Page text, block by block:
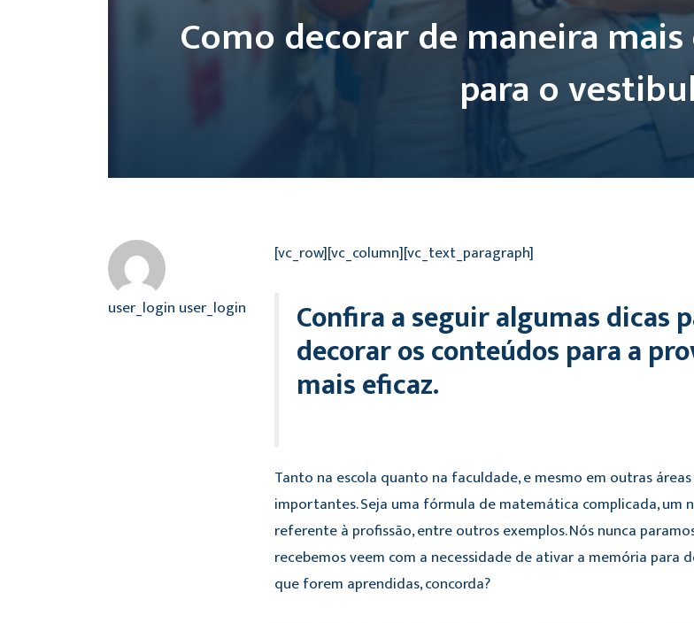
Como decorar de maneira
para o
user_login user_login
[vc_row][vc_column][vc_text_paragraph]
Confira a seguir algumas dicas
decorar os conteúdos para a
mais eficaz.
Tanto na escola quanto na faculdade, e mesmo em outras
importantes. Seja uma fórmula de matemática complicada,
referente à profissão, entre outros exemplos. Nós nunca
recebemos veem com a necessidade de ativar a memória para
que forem aprendidas, concorda?